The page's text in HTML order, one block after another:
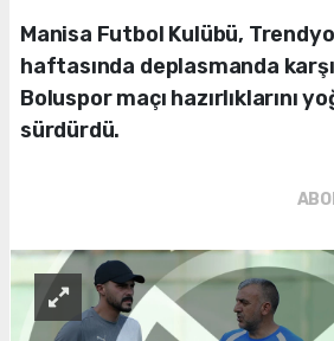
Manisa Futbol Kulübü,
haftasında deplasmanda
Boluspor maçı hazırlıklarını
sürdürdü.